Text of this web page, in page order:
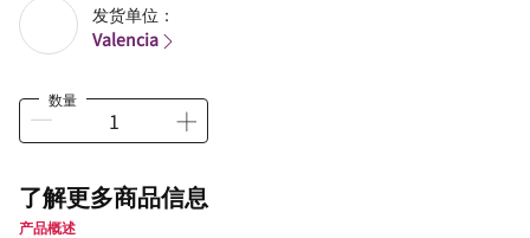
发货单位：
Valencia
数量
了解更多商品信息
产品概述